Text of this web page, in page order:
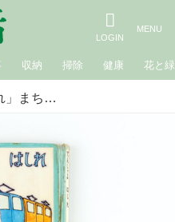
収納 掃除 健康 花と緑
「でんしゃよ はしれ」まちだファミリーの手づくり絵本。お兄ちゃんになった息子の“好き”を全力で応援／町田万里子さん